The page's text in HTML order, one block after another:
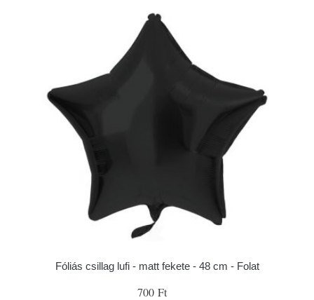
Fóliás csillag lufi - matt fekete - 48 cm - Folat
700 Ft